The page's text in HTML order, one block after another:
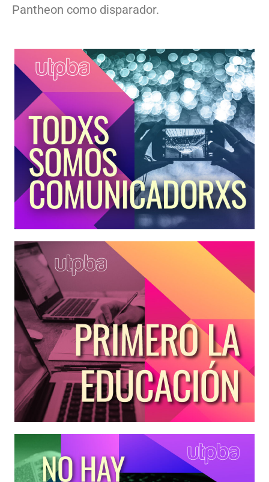
Pantheon como disparador.